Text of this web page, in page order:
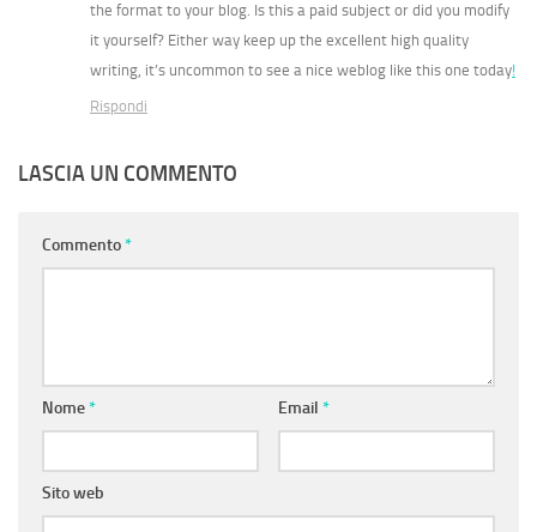
the format to your blog. Is this a paid subject or did you modify
it yourself? Either way keep up the excellent high quality
writing, it’s uncommon to see a nice weblog like this one today!
Rispondi
LASCIA UN COMMENTO
Commento*
Nome* Email *
Sito web